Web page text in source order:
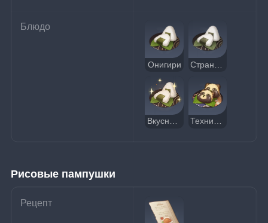
Блюдо
Онигири
Вкусные онигири Техника избавления от дурноты
Рисовые пампушки
Рецепт